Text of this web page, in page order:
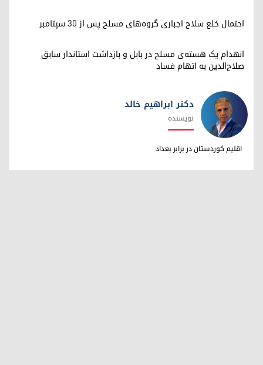
احتمال خلع سلاح اجباری گروه‌های مسلح پس از ۳۰ سپتامبر
انهدام یک هسته‌ی مسلح در بابل و بازداشت استاندار سابق
صلاح‌الدین به اتهام فساد
دکتر ابراهیم خالد
دکتر ابراهیم خالد
نویسنده
اقلیم کوردستان در برابر بغداد